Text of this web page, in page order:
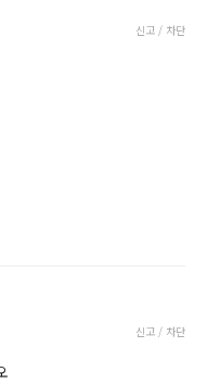
신고 / 차단
신고 / 차단